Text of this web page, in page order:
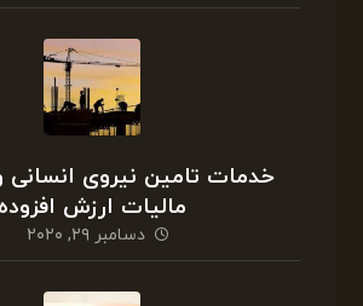
خدمات تامین نیروی
مالیات ارزش افزوده
دسامبر ۲۹, ۲۰۲۰